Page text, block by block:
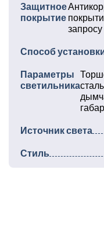
Защитное
покрытие
запросу
Способ
Параметры
светильника
Источник света
Стиль